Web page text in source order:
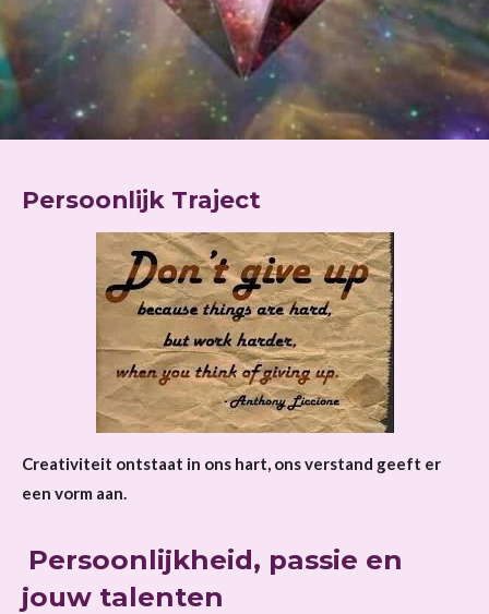
Persoonlijk Traject
Creativiteit ontstaat in ons hart, ons verstand geeft er
een vorm aan.
Persoonlijkheid, passie en
jouw talenten